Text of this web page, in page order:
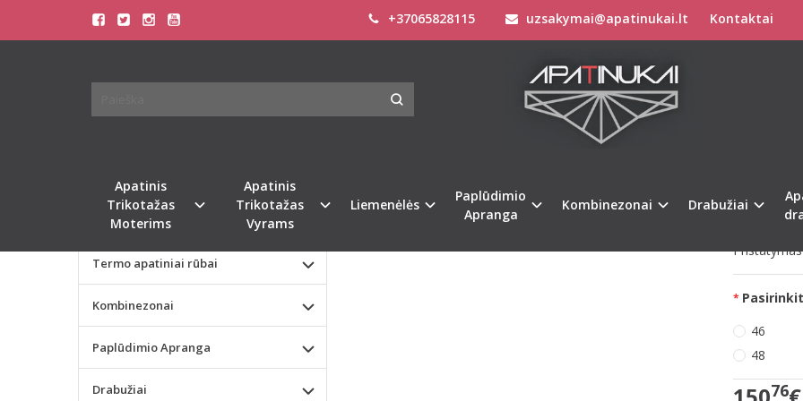
+37065828115 uzsakymai@apatinukai.lt Kontaktai
Apatinis
Trikotažas
Moterims
Apatinis
Trikotažas
Vyrams
Liemenėlės
Paplūdimio
Apranga
Kombinezonai Drabužiai
CAMEL ACTIVE 46(XXXL) 48(XXXXL) DYDŽIO
MOTERIŠKAS PALTAS 310760
Turimas
46
48
76
Valentino dienos dovana
Liemenėlės
Termo apatiniai rūbai
Kombinezonai
Paplūdimio Apranga
Drabužiai